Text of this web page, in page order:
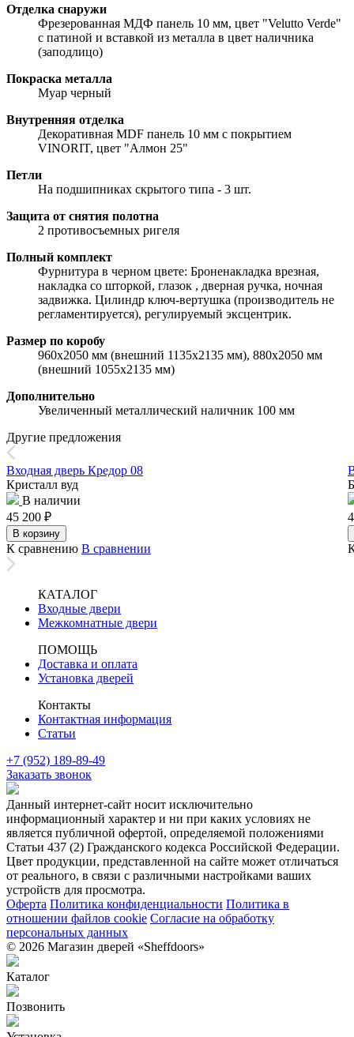
Отделка снаружи
Фрезерованная МДФ панель 10 мм, цвет "Velutto Verde"
с патиной и вставкой из металла в цвет наличника
(заподлицо)
Покраска металла
Муар черный
Внутренняя отделка
Декоративная MDF панель 10 мм с покрытием
VINORIT, цвет "Алмон 25"
Петли
На подшипниках скрытого типа - 3 шт.
Защита от снятия полотна
2 противосъемных ригеля
Полный комплект
Фурнитура в черном цвете: Броненакладка врезная,
накладка со шторкой, глазок , дверная ручка, ночная
задвижка. Цилиндр ключ-вертушка (производитель не
регламентируется), регулируемый эксцентрик.
Размер по коробу
960х2050 мм (внешний 1135х2135 мм), 880х2050 мм
(внешний 1055х2135 мм)
Дополнительно
Увеличенный металлический наличник 100 мм
Другие предложения
Входная дверь Кредор 08
Кристалл вуд
В наличии
45 200 ₽
В корзину
К сравнению В сравнении
КАТАЛОГ
Входные двери
Межкомнатные двери
ПОМОЩЬ
Доставка и оплата
Установка дверей
Контакты
Контактная информация
Статьи
+7 (952) 189-89-49
Заказать звонок
Данный интернет-сайт носит исключительно
информационный характер и ни при каких условиях не
является публичной офертой, определяемой положениями
Статьи 437 (2) Гражданского кодекса Российской Федерации.
Цвет продукции, представленной на сайте может отличаться
от реального, в связи с различными настройками ваших
устройств для просмотра.
Оферта Политика конфиденциальности Политика в
отношении файлов cookie Согласие на обработку
персональных данных
© 2026 Магазин дверей «Sheffdoors»
Каталог
Позвонить